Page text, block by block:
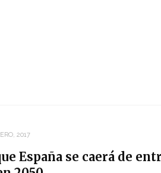
2017
España se caerá de